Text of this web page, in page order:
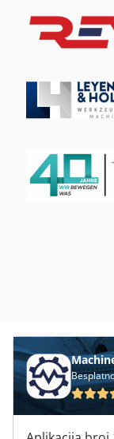
Mašine Za
Mašine Za
Mašine Za
Mašine Za
Mašine Za
Prostor Za
Vađenje